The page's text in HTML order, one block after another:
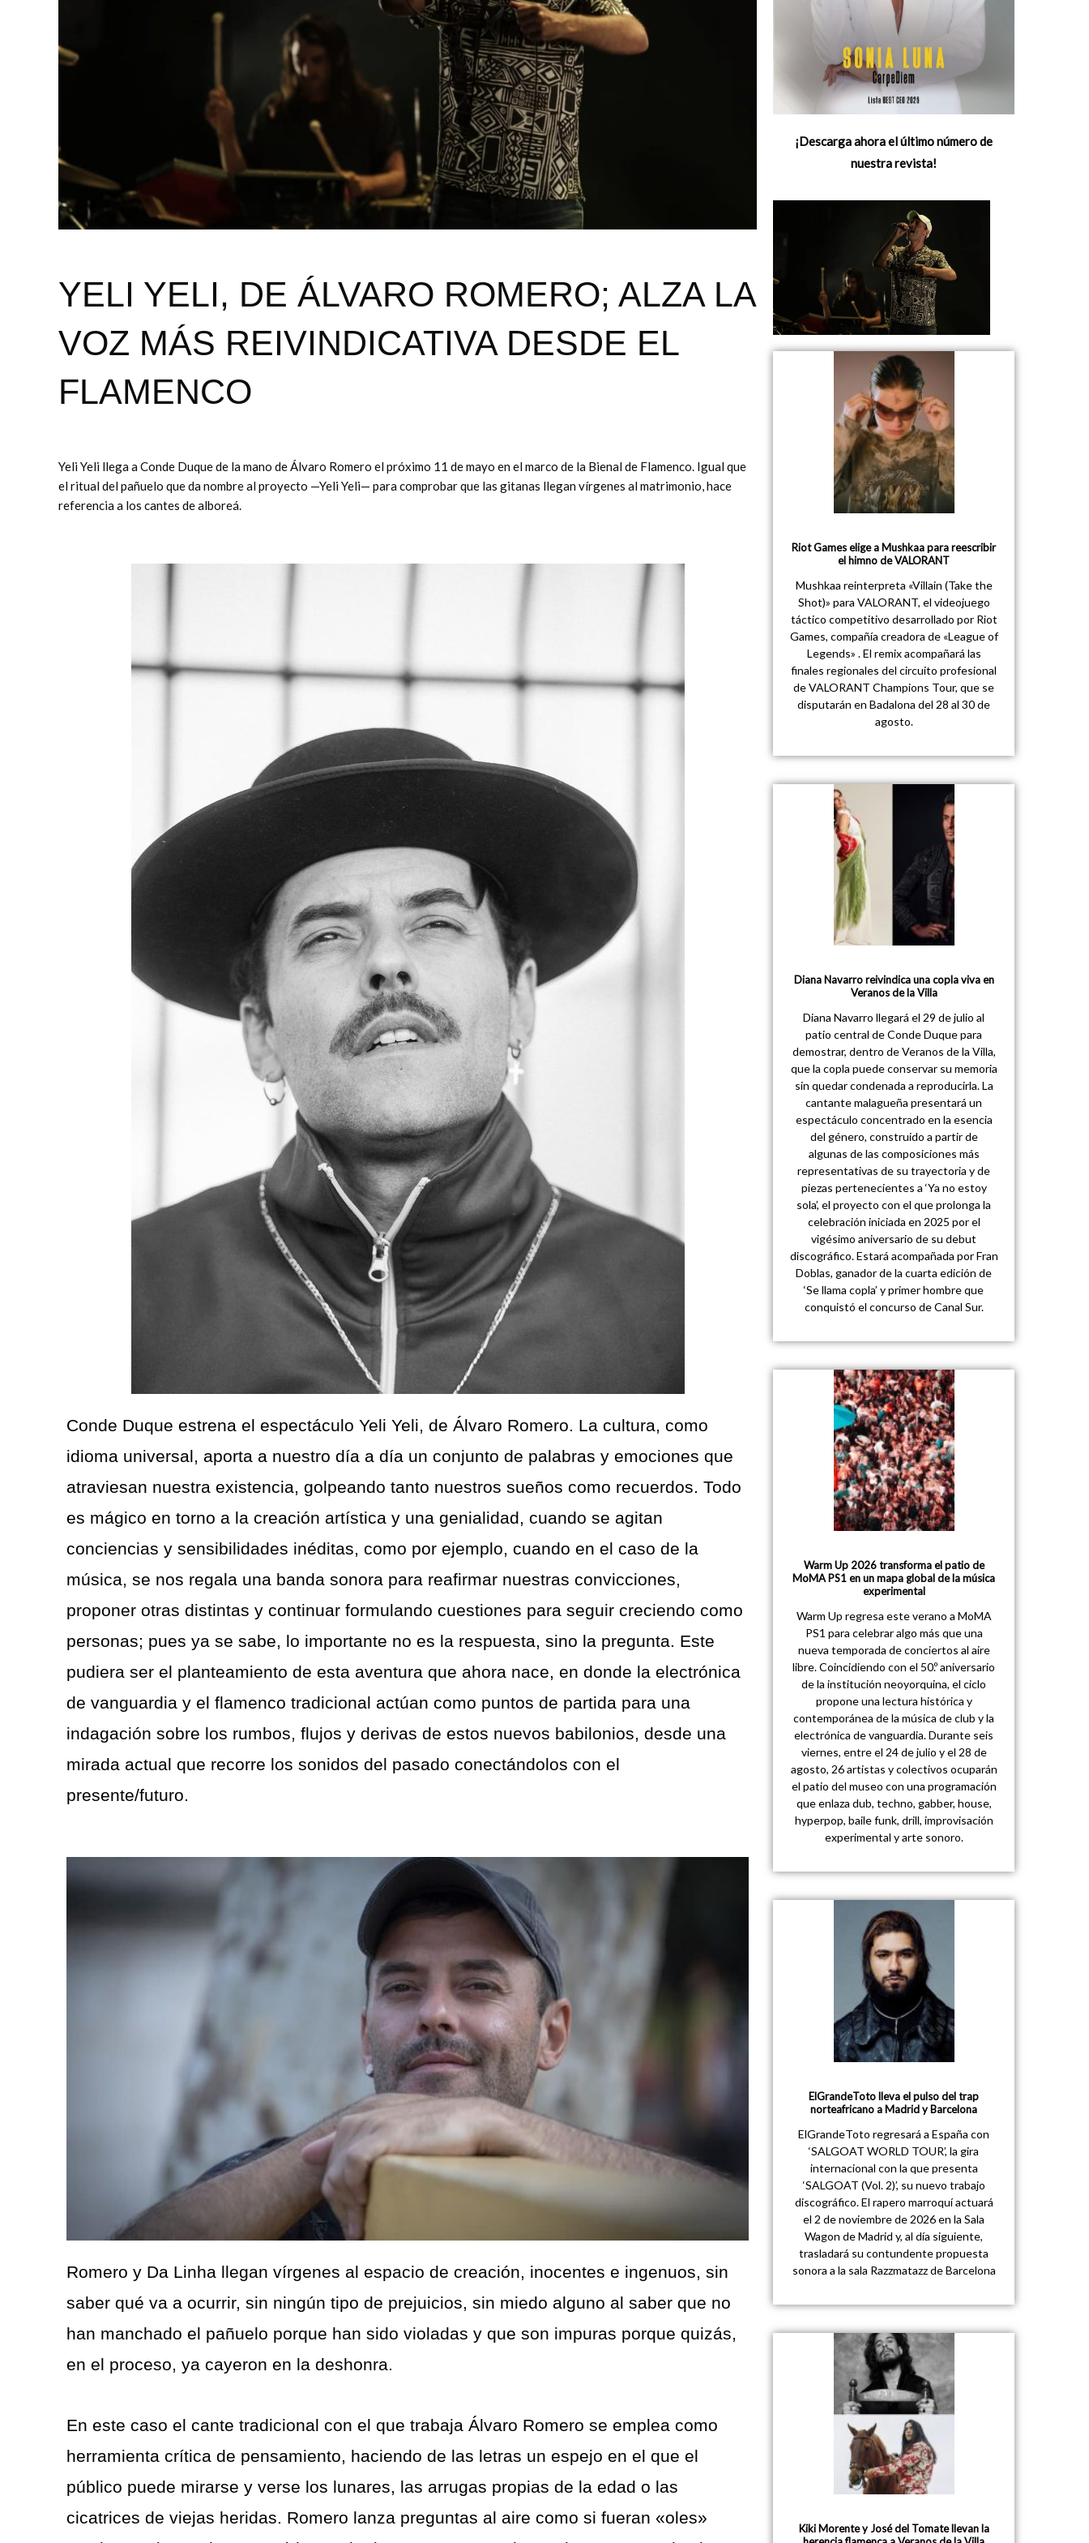
YELI YELI, DE ÁLVARO ROMERO; ALZA LA
VOZ MÁS REIVINDICATIVA DESDE EL
FLAMENCO
Yeli Yeli llega a Conde Duque de la mano de Álvaro Romero el próximo 11 de mayo en el marco de la Bienal de Flamenco. Igual que
el ritual del pañuelo que da nombre al proyecto —Yeli Yeli— para comprobar que las gitanas llegan vírgenes al matrimonio, hace
referencia a los cantes de alboreá.
Conde Duque estrena el espectáculo Yeli Yeli, de Álvaro Romero. La cultura, como
idioma universal, aporta a nuestro día a día un conjunto de palabras y emociones que
atraviesan nuestra existencia, golpeando tanto nuestros sueños como recuerdos. Todo
es mágico en torno a la creación artística y una genialidad, cuando se agitan
conciencias y sensibilidades inéditas, como por ejemplo, cuando en el caso de la
música, se nos regala una banda sonora para reafirmar nuestras convicciones,
proponer otras distintas y continuar formulando cuestiones para seguir creciendo como
personas; pues ya se sabe, lo importante no es la respuesta, sino la pregunta. Este
pudiera ser el planteamiento de esta aventura que ahora nace, en donde la electrónica
de vanguardia y el flamenco tradicional actúan como puntos de partida para una
indagación sobre los rumbos, flujos y derivas de estos nuevos babilonios, desde una
mirada actual que recorre los sonidos del pasado conectándolos con el
presente/futuro.
Romero y Da Linha llegan vírgenes al espacio de creación, inocentes e ingenuos, sin
saber qué va a ocurrir, sin ningún tipo de prejuicios, sin miedo alguno al saber que no
han manchado el pañuelo porque han sido violadas y que son impuras porque quizás,
en el proceso, ya cayeron en la deshonra.
En este caso el cante tradicional con el que trabaja Álvaro Romero se emplea como
herramienta crítica de pensamiento, haciendo de las letras un espejo en el que el
público puede mirarse y verse los lunares, las arrugas propias de la edad o las
cicatrices de viejas heridas. Romero lanza preguntas al aire como si fueran «oles»
¡Descarga ahora el último número de
nuestra revista!
Riot Games elige a Mushkaa para reescribir
el himno de VALORANT
Mushkaa reinterpreta «Villain (Take the
Shot)» para VALORANT, el videojuego
táctico competitivo desarrollado por Riot
Games, compañía creadora de «League of
Legends» . El remix acompañará las
finales regionales del circuito profesional
de VALORANT Champions Tour, que se
disputarán en Badalona del 28 al 30 de
agosto.
Diana Navarro reivindica una copla viva en
Veranos de la Villa
Diana Navarro llegará el 29 de julio al
patio central de Conde Duque para
demostrar, dentro de Veranos de la Villa,
que la copla puede conservar su memoria
sin quedar condenada a reproducirla. La
cantante malagueña presentará un
espectáculo concentrado en la esencia
del género, construido a partir de
algunas de las composiciones más
representativas de su trayectoria y de
piezas pertenecientes a ‘Ya no estoy
sola’, el proyecto con el que prolonga la
celebración iniciada en 2025 por el
vigésimo aniversario de su debut
discográfico. Estará acompañada por Fran
Doblas, ganador de la cuarta edición de
‘Se llama copla’ y primer hombre que
conquistó el concurso de Canal Sur.
Warm Up 2026 transforma el patio de
MoMA PS1 en un mapa global de la música
experimental
Warm Up regresa este verano a MoMA
PS1 para celebrar algo más que una
nueva temporada de conciertos al aire
libre. Coincidiendo con el 50.º aniversario
de la institución neoyorquina, el ciclo
propone una lectura histórica y
contemporánea de la música de club y la
electrónica de vanguardia. Durante seis
viernes, entre el 24 de julio y el 28 de
agosto, 26 artistas y colectivos ocuparán
el patio del museo con una programación
que enlaza dub, techno, gabber, house,
hyperpop, baile funk, drill, improvisación
experimental y arte sonoro.
ElGrandeToto lleva el pulso del trap
norteafricano a Madrid y Barcelona
ElGrandeToto regresará a España con
‘SALGOAT WORLD TOUR’, la gira
internacional con la que presenta
‘SALGOAT (Vol. 2)’, su nuevo trabajo
discográfico. El rapero marroquí actuará
el 2 de noviembre de 2026 en la Sala
Wagon de Madrid y, al día siguiente,
trasladará su contundente propuesta
sonora a la sala Razzmatazz de Barcelona
Kiki Morente y José del Tomate llevan la